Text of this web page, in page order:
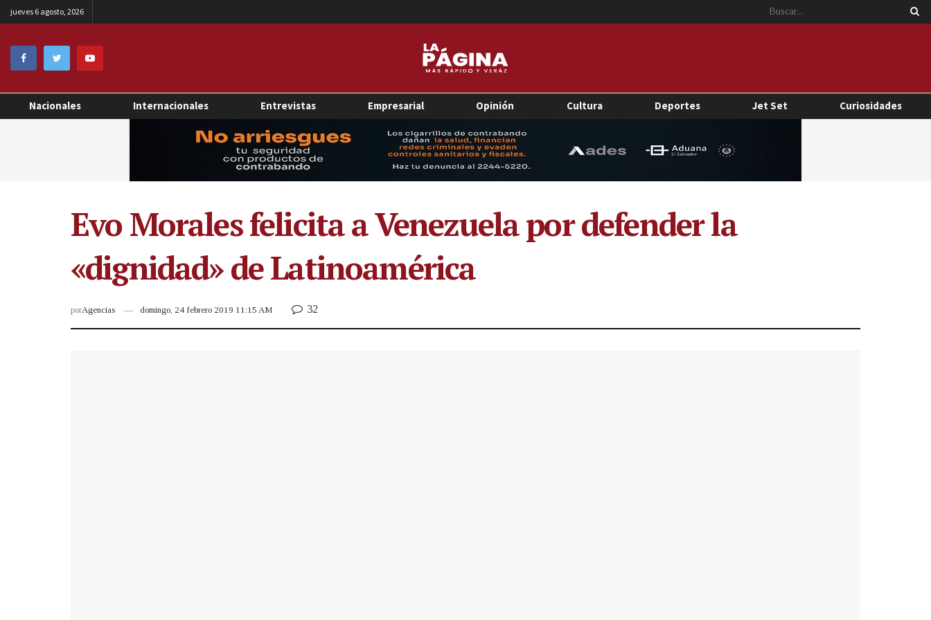
jueves 6 agosto, 2026
Nacionales Internacionales Entrevistas Empresarial Opinión Cultura Deportes Jet Set Curiosidades
Evo Morales felicita a Venezuela por defender la
«dignidad» de Latinoamérica
porAgencias domingo, 24 febrero 2019 11:15 AM 32